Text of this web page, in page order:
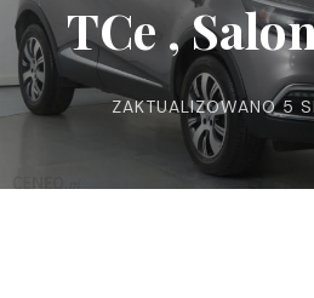
TCe ,
ZAKTUALIZOWANO5